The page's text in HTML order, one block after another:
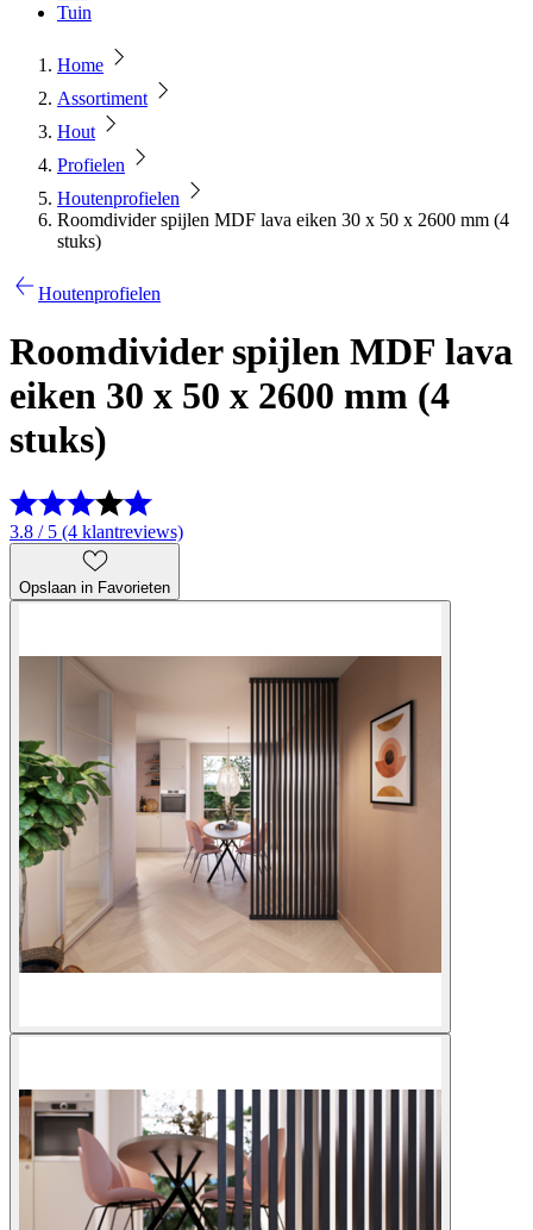
Tuin
Home
Assortiment
Hout
Profielen
Houtenprofielen
Roomdivider spijlen MDF lava eiken 30 x 50 x 2600 mm (4
stuks)
Houtenprofielen
Roomdivider spijlen MDF lava
eiken 30 x 50 x 2600 mm (4
stuks)
3.8 / 5 (4 klantreviews)
Opslaan in Favorieten